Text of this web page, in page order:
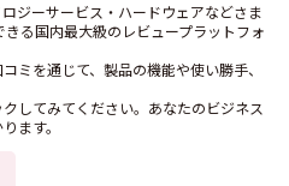
ジーサービス・ハードウェアなどさま
る国内最大級のレビュープラットフォ
ミを通じて、製品の機能や使い勝手、
してみてください。あなたのビジネス
ます。